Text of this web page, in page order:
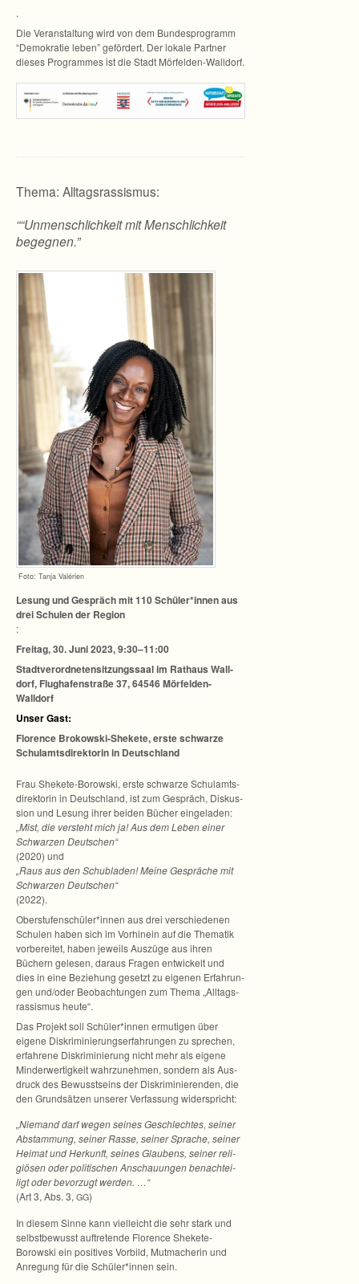
.
Die Ver­an­stal­tung wird von dem Bun­des­pro­gramm
“Demo­kra­tie leben” geför­dert. Der lokale Part­ner
die­ses Pro­gram­mes ist die Stadt Mörfelden-Walldorf.
Thema: Alltagsrassismus:
““Unmensch­lich­keit mit Mensch­lich­keit
begegnen.”
Foto: Tanja Valérien
Lesung und Gespräch mit 110 Schüler*innen aus
drei Schu­len der Region
:
Frei­tag, 30. Juni 2023, 9:30–11:00
Stadt­ver­ord­ne­ten­sit­zungs­saal im Rat­haus Wall­
dorf, Flug­ha­fen­straße 37, 64546 Mörfelden-
Walldorf
Unser Gast:
Flo­rence Brokowski-Shekete, erste schwarze
Schul­amts­di­rek­to­rin in Deutschland
Frau Shekete-Borowski, erste schwarze Schul­amts­
di­rek­to­rin in Deutsch­land, ist zum Gespräch, Dis­kus­
sion und Lesung ihrer bei­den Bücher ein­ge­la­den:
„Mist, die ver­steht mich ja! Aus dem Leben einer
Schwar­zen Deut­schen“
(2020) und
„Raus aus den Schub­la­den! Meine Gesprä­che mit
Schwar­zen Deut­schen“
(2022).
Oberstufenschüler*innen aus drei ver­schie­de­nen
Schu­len haben sich im Vor­hin­ein auf die The­ma­tik
vor­be­rei­tet, haben jeweils Aus­züge aus ihren
Büchern gele­sen, dar­aus Fra­gen ent­wi­ckelt und
dies in eine Bezie­hung gesetzt zu eige­nen Erfah­run­
gen und/oder Beob­ach­tun­gen zum Thema „All­tags­
ras­sis­mus heute“.
Das Pro­jekt soll Schüler*innen ermu­ti­gen über
eigene Dis­kri­mi­nie­rungs­er­fah­run­gen zu spre­chen,
erfah­rene Dis­kri­mi­nie­rung nicht mehr als eigene
Min­der­wer­tig­keit wahr­zu­neh­men, son­dern als Aus­
druck des Bewusst­seins der Dis­kri­mi­nie­ren­den, die
den Grund­sät­zen unse­rer Ver­fas­sung widerspricht:
„Nie­mand darf wegen sei­nes Geschlech­tes, sei­ner
Abstam­mung, sei­ner Rasse, sei­ner Spra­che, sei­ner
Hei­mat und Her­kunft, sei­nes Glau­bens, sei­ner reli­
giö­sen oder poli­ti­schen Anschau­un­gen benach­tei­
ligt oder bevor­zugt wer­den. …“
(Art 3, Abs. 3, GG)
In die­sem Sinne kann viel­leicht die sehr stark und
selbst­be­wusst auf­tre­tende Flo­rence Shekete-
Borowski ein posi­ti­ves Vor­bild, Mut­ma­che­rin und
Anre­gung für die Schüler*innen sein.